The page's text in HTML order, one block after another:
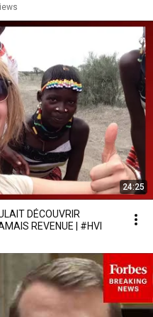
24:25
DÉCOUVRIR
REVENUE | #HVI